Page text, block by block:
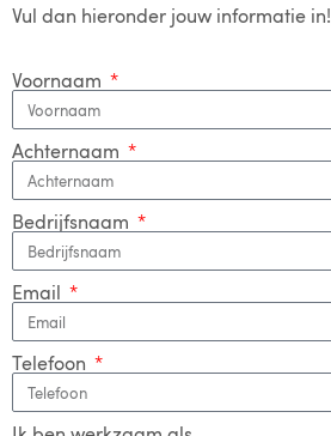
Vul dan hieronder jouw informatie in!
Voornaam
Achternaam
Bedrijfsnaam
Email
Telefoon